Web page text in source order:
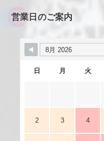
営業日のご案内
日 月 火
2 3 4